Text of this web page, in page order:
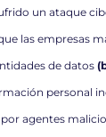
un ataque
las empresas
de datos
personal
agentes